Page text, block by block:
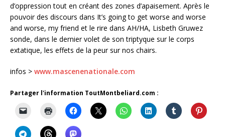
d’oppression tout en créant des zones d’apaisement. Après le
pouvoir des discours dans It’s going to get worse and worse
and worse, my friend et le rire dans AH/HA, Lisbeth Gruwez
sonde, dans le dernier volet de son triptyque sur le corps
extatique, les effets de la peur sur nos chairs.
infos > www.mascenenationale.com
Partager l'information ToutMontbeliard.com :